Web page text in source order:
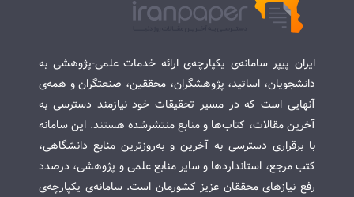
ایران پیپر سامانه‌ی یکپارچه‌ی ارائه خدمات علمی-پژوهشی به
دانشجویان، اساتید، پژوهشگران، محققین، صنعتگران و همه‌ی
آنهایی است که در مسیر تحقیقات خود نیازمند دسترسی به
آخرین مقالات، کتاب‌ها و منابع منتشرشده هستند. این سامانه
با برقراری دسترسی به آخرین و به‌روزترین منابع دانشگاهی،
کتب مرجع، استانداردها و سایر منابع علمی و پژوهشی، درصدد
رفع نیازهای محققان عزیز کشورمان است. سامانه‌ی یکپارچه‌ی